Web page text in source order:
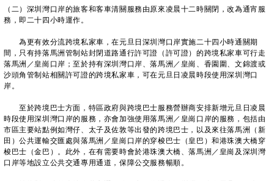
（二）深圳灣口岸的旅客和客車清關服務由原來凌晨十二時關閉，改為通宵服
務，即二十四小時運作。
為更有效分流跨境私家車，在元旦日深圳灣口岸實施二十四小時通關期
間，只有持落馬洲管制站封閉道路通行許可證（許可證）的跨境私家車可行走
落馬洲／皇崗口岸；至於持有深圳灣口岸、落馬洲／皇崗、香園圍、文錦渡或
沙頭角管制站相關許可證的跨境私家車，可在元旦日凌晨時段使用深圳灣口
岸。
至於跨境巴士方面，特區政府與跨境巴士服務營辦商安排新增元旦日凌晨
時段使用深圳灣口岸的服務，亦會加強使用落馬洲／皇崗口岸的服務，包括由
市區主要站點例如灣仔、太子及佐敦等出發的跨境巴士，以及來往落馬洲（新
田）公共運輸交匯處與落馬洲／皇崗口岸的穿梭巴士（皇巴）和港珠澳大橋穿
梭巴士（金巴）。此外，在有需要時會於港珠澳大橋、落馬洲／皇崗及深圳灣
口岸等地設立公共交通專用通道，保障公交服務暢順。